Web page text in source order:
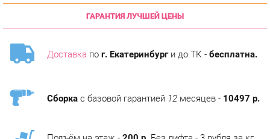
Доставкапог. Екатеринбурги до ТК -бесплатна.